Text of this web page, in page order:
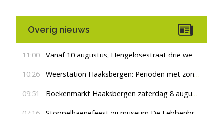
Overig nieuws
11:00 Vanaf 10 augustus, Hengelosestraat drie weken dicht voor doorgaand verkeer
10:26 Weerstation Haaksbergen: Perioden met zon en droog
09:51 Boekenmarkt Haaksbergen zaterdag 8 augustus, marktplein Haaksbergen